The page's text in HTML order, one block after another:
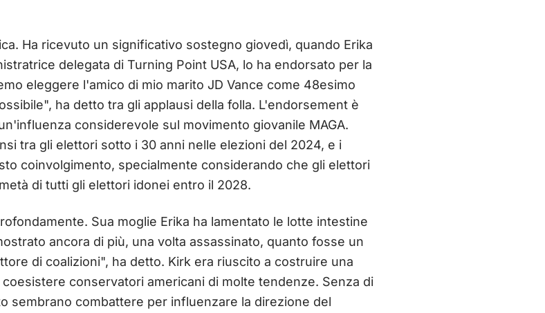
Ha ricevuto un significativo sostegno giovedì, quando Erika
delegata di Turning Point USA, lo ha endorsato per la
eleggere l'amico di mio marito JD Vance come 48esimo
ha detto tra gli applausi della folla. L'endorsement è
considerevole sul movimento giovanile MAGA.
tra gli elettori sotto i 30 anni nelle elezioni del 2024, e i
coinvolgimento, specialmente considerando che gli elettori
di tutti gli elettori idonei entro il 2028.
Sua moglie Erika ha lamentato le lotte intestine
ancora di più, una volta assassinato, quanto fosse un
di coalizioni", ha detto. Kirk era riuscito a costruire una
conservatori americani di molte tendenze. Senza di
sembrano combattere per influenzare la direzione del